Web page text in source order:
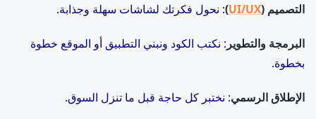
التصميم (UI/UX
): نحول فكرتك لشاشات سهلة وجذابة.
البرمجة والتطوير : نكتب الكود ونبني التطبيق أو الموقع خطوة
بخطوة.
الإطلاق الرسمي: نختبر كل حاجة قبل ما تنزل السوق.